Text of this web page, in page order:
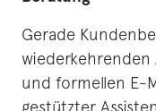
Gerade
wiederkehrenden
und formellen E-
gestützter